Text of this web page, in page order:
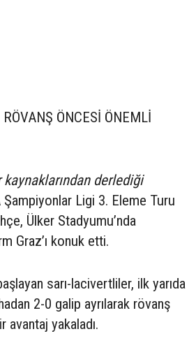
RÖVANŞ ÖNCESİ ÖNEMLİ
kaynaklarından derlediği
Şampiyonlar Ligi 3. Eleme Turu
Ülker Stadyumu’nda
Graz’ı konuk etti.
sarı-lacivertliler, ilk yarıda
2-0 galip ayrılarak rövanş
yakaladı.